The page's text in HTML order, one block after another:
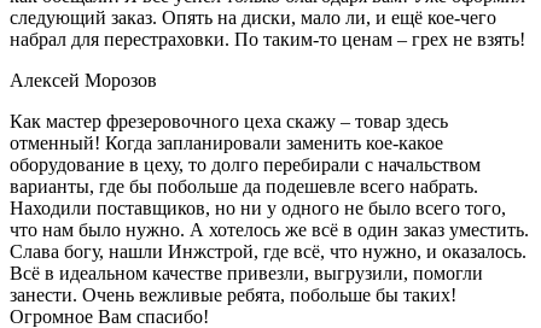
следующий заказ. Опять на диски, мало ли, и ещё кое-чего
набрал для перестраховки. По таким-то ценам – грех не взять!
Алексей Морозов
Как мастер фрезеровочного цеха скажу – товар здесь
отменный! Когда запланировали заменить кое-какое
оборудование в цеху, то долго перебирали с начальством
варианты, где бы побольше да подешевле всего набрать.
Находили поставщиков, но ни у одного не было всего того,
что нам было нужно. А хотелось же всё в один заказ уместить.
Слава богу, нашли Инжстрой, где всё, что нужно, и оказалось.
Всё в идеальном качестве привезли, выгрузили, помогли
занести. Очень вежливые ребята, побольше бы таких!
Огромное Вам спасибо!